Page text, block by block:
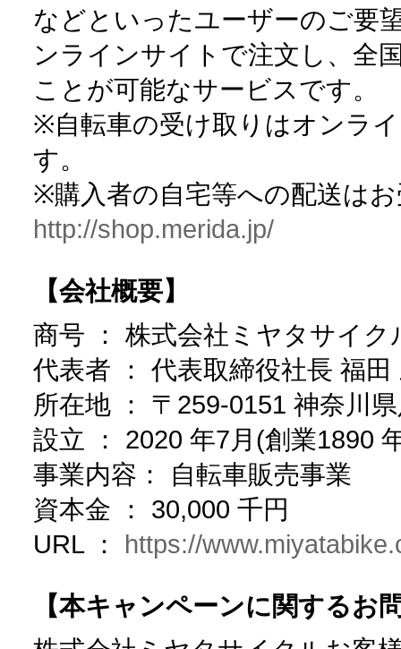
などといったユーザーのご要
ンラインサイトで注文し、全
ことが可能なサービスです。
※自転車の受け取りはオンラ
す。
※購入者の自宅等への配送は
http://shop.merida.jp/
【会社概要】
商号 ： 株式会社ミヤタサイク
代表者 ： 代表取締役社長 福田
所在地 ： 〒259-0151 神奈川
設立 ： 2020 年7月(創業1890
事業内容： 自転車販売事業
資本金 ： 30,000 千円
URL ： https://
【本キャンペーンに関するお